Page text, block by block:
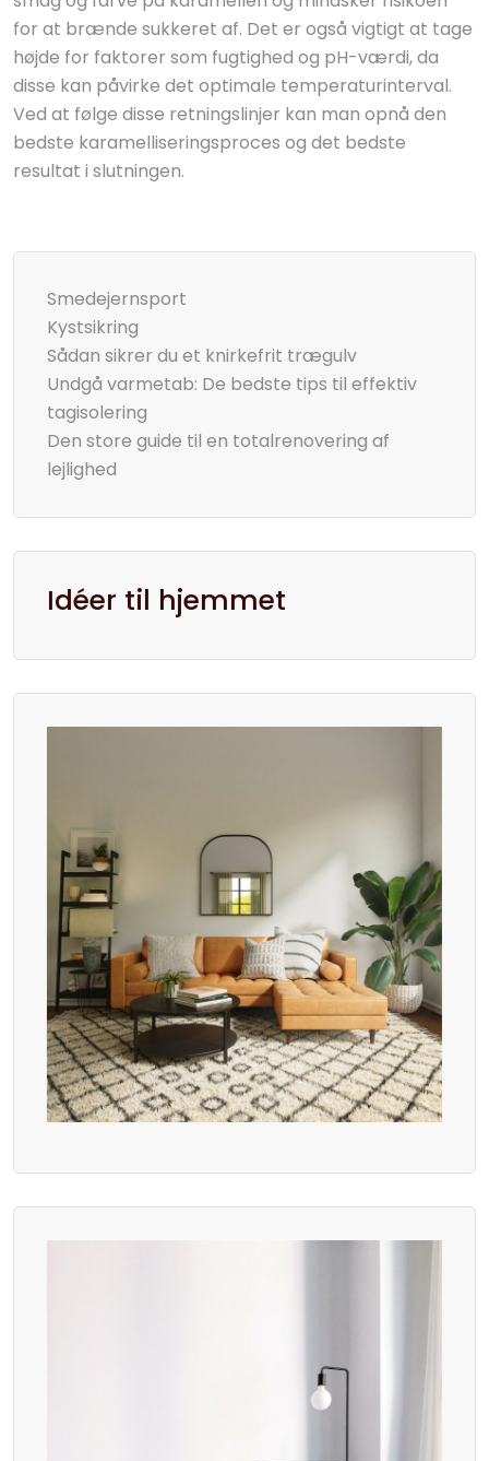
for at brænde sukkeret af. Det er også vigtigt at tage
højde for faktorer som fugtighed og pH-værdi, da
disse kan påvirke det optimale temperaturinterval.
Ved at følge disse retningslinjer kan man opnå den
bedste karamelliseringsproces og det bedste
resultat i slutningen.
Smedejernsport
Kystsikring
Sådan sikrer du et knirkefrit trægulv
Undgå varmetab: De bedste tips til effektiv
tagisolering
Den store guide til en totalrenovering af
lejlighed
Idéer til hjemmet